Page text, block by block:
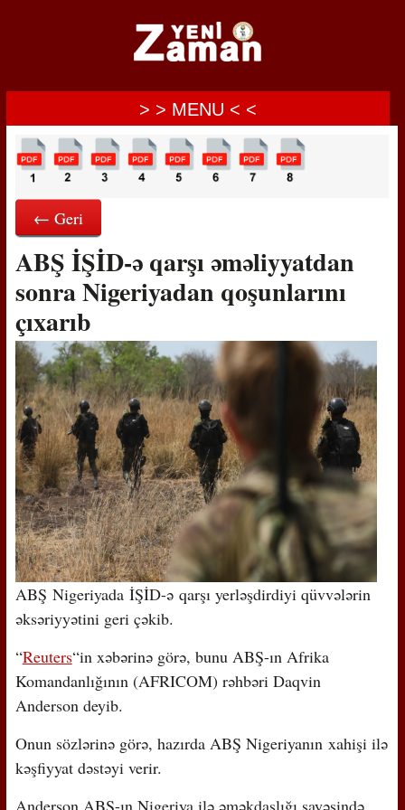
> > MENU < <
← Geri
ABŞ İŞİD-ə qarşı əməliyyatdan
sonra Nigeriyadan qoşunlarını
çıxarıb
ABŞ Nigeriyada İŞİD-ə qarşı yerləşdirdiyi qüvvələrin
əksəriyyətini geri çəkib.
“Reuters“in xəbərinə görə, bunu ABŞ-ın Afrika
Komandanlığının (AFRICOM) rəhbəri Daqvin
Anderson deyib.
Onun sözlərinə görə, hazırda ABŞ Nigeriyanın xahişi ilə
kəşfiyyat dəstəyi verir.
Anderson ABŞ-ın Nigeriya ilə əməkdaşlığı sayəsində